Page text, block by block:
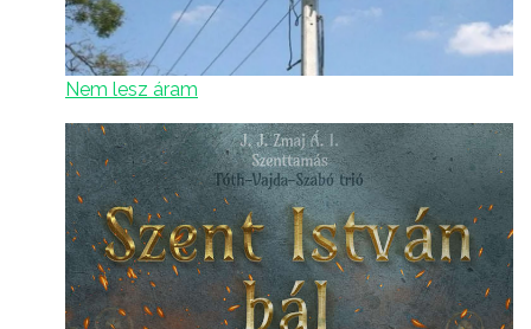
Nem lesz áram